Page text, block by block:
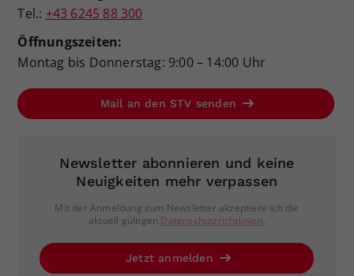
Tel.: +43 6245 88 300
Öffnungszeiten:
Montag bis Donnerstag: 9:00 – 14:00 Uhr
Mail an den STV senden
Newsletter abonnieren und keine
Neuigkeiten mehr verpassen
Mit der Anmeldung zum Newsletter akzeptiere ich die
aktuell gültigen Datenschutzrichtlinien.
Jetzt anmelden